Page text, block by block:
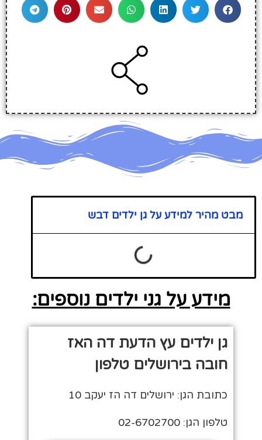
מבט מהיר למידע על גן ילדים דבש
מידע על גני ילדים נוספים:
גן ילדים עץ הדעת דה האז
חובה בירושלים טלפון
כתובת הגן: ירושלים דה הז יעקב 10
טלפון הגן: 02-6702700